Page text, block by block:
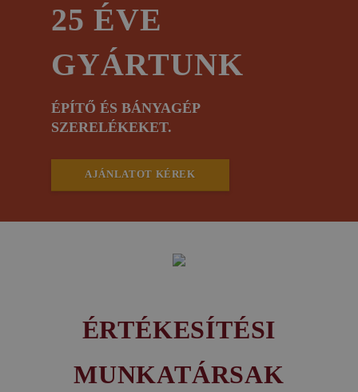
25 ÉVE
GYÁRTUNK
ÉPÍTŐ ÉS BÁNYAGÉP
SZERELÉKEKET.
AJÁNLATOT KÉREK
ÉRTÉKESÍTÉSI
MUNKATÁRSAK